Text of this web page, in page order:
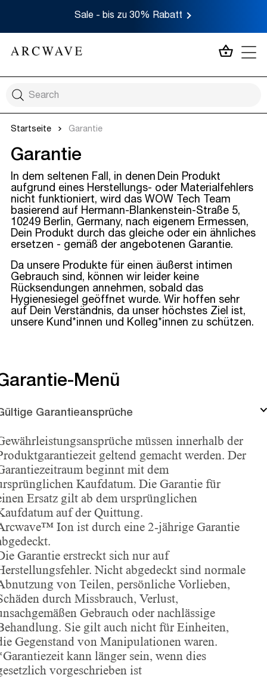
Sale - bis zu 30% Rabatt
MEIN
Startseite Garantie
Garantie
In dem seltenen Fall, in denen Dein Produkt
aufgrund eines Herstellungs- oder Materialfehlers
nicht funktioniert, wird das WOW Tech Team
basierend auf Hermann-Blankenstein-Straße 5,
10249 Berlin, Germany, nach eigenem Ermessen,
Dein Produkt durch das gleiche oder ein ähnliches
ersetzen - gemäß der angebotenen Garantie.
Da unsere Produkte für einen äußerst intimen
Gebrauch sind, können wir leider keine
Rücksendungen annehmen, sobald das
Hygienesiegel geöffnet wurde. Wir hoffen sehr
auf Dein Verständnis, da unser höchstes Ziel ist,
unsere Kund*innen und Kolleg*innen zu schützen.
Menü
Garantieansprüche
müssen innerhalb der
geltend gemacht werden. Der
beginnt mit dem
Kaufdatum. Die Garantie für
Ersatz gilt ab dem ursprünglichen
auf der Quittung.
Ion ist durch eine 2-jährige Garantie
Garantie erstreckt sich nur auf
Nicht abgedeckt sind normale
von Teilen, persönliche Vorlieben,
durch Missbrauch, Verlust,
Gebrauch oder nachlässige
Sie gilt auch nicht für Einheiten,
Gegenstand von Manipulationen waren.
kann länger sein, wenn dies
vorgeschrieben ist